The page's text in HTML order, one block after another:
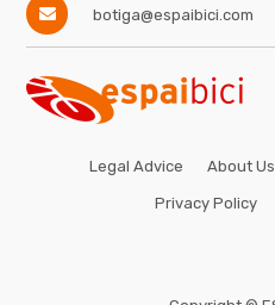
botiga@espaibici.com
Legal Advice About Us
Privacy Policy